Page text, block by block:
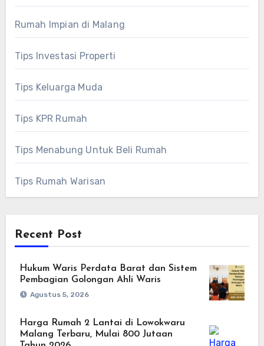
Rumah Impian di Malang
Tips Investasi Properti
Tips Keluarga Muda
Tips KPR Rumah
Tips Menabung Untuk Beli Rumah
Tips Rumah Warisan
Recent Post
Hukum Waris Perdata Barat dan Sistem
Pembagian Golongan Ahli Waris
Agustus 5, 2026
Harga Rumah 2 Lantai di Lowokwaru
Malang Terbaru, Mulai 800 Jutaan